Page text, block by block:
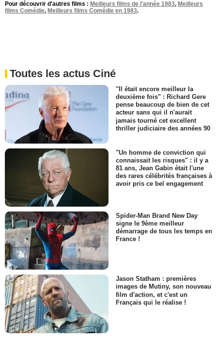
Pour découvrir d'autres films : Meilleurs films de l'année 1983, Meilleurs
films Comédie, Meilleurs films Comédie en 1983.
Toutes les actus Ciné
"Il était encore meilleur la
deuxième fois" : Richard Gere
pense beaucoup de bien de cet
acteur sans qui il n'aurait
jamais tourné cet excellent
thriller judiciaire des années 90
"Un homme de conviction qui
connaissait les risques" : il y a
81 ans, Jean Gabin était l'une
des rares célébrités françaises à
avoir pris ce bel engagement
Spider-Man Brand New Day
signe le 9ème meilleur
démarrage de tous les temps en
France !
Jason Statham : premières
images de Mutiny, son nouveau
film d'action, et c'est un
Français qui le réalise !